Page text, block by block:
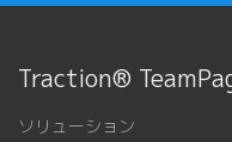
Traction®
ソリューション